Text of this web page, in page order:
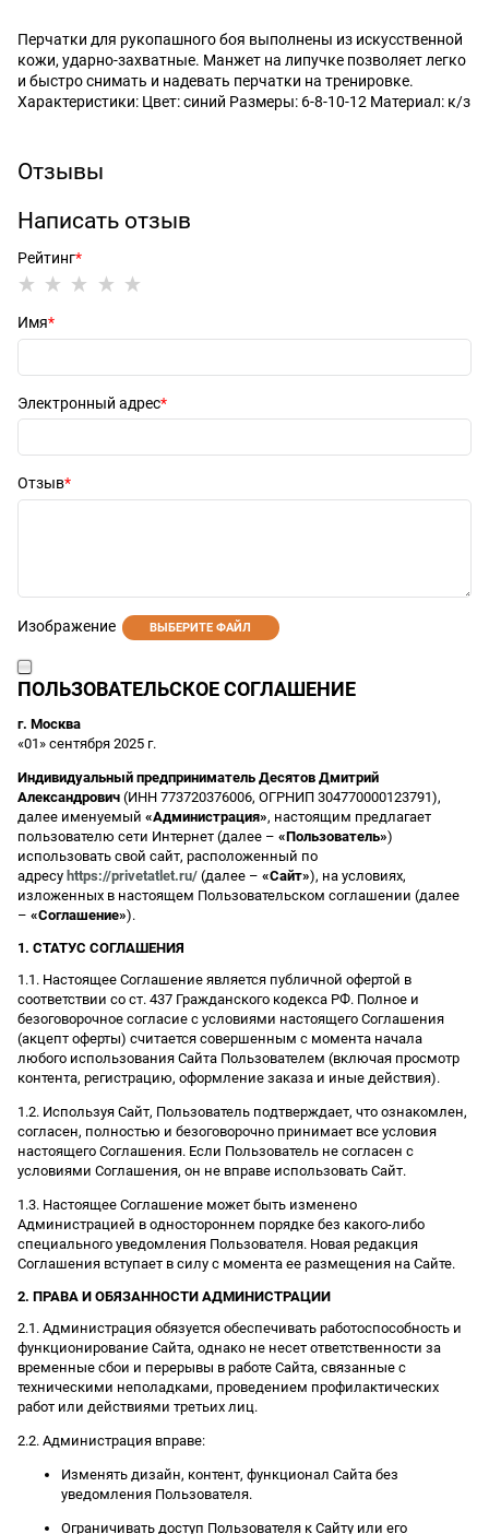
Перчатки для рукопашного боя выполнены из искусственной
кожи, ударно-захватные. Манжет на липучке позволяет легко
и быстро снимать и надевать перчатки на тренировке.
Характеристики: Цвет: синий Размеры: 6-8-10-12 Материал: к/з
Отзывы
Написать отзыв
Рейтинг
Имя
Электронный адрес
Отзыв
Изображение ВЫБЕРИТЕ ФАЙЛ
ПОЛЬЗОВАТЕЛЬСКОЕ СОГЛАШЕНИЕ
г. Москва
«01» сентября 2025 г.
Индивидуальный предприниматель Десятов Дмитрий
Александрович (ИНН 773720376006, ОГРНИП 304770000123791),
далее именуемый «Администрация», настоящим предлагает
пользователю сети Интернет (далее – «Пользователь»)
использовать свой сайт, расположенный по
адресу https://privetatlet.ru/ (далее – «Сайт»), на условиях,
изложенных в настоящем Пользовательском соглашении (далее
– «Соглашение»).
1. СТАТУС СОГЛАШЕНИЯ
1.1. Настоящее Соглашение является публичной офертой в
соответствии со ст. 437 Гражданского кодекса РФ. Полное и
безоговорочное согласие с условиями настоящего Соглашения
(акцепт оферты) считается совершенным с момента начала
любого использования Сайта Пользователем (включая просмотр
контента, регистрацию, оформление заказа и иные действия).
1.2. Используя Сайт, Пользователь подтверждает, что ознакомлен,
согласен, полностью и безоговорочно принимает все условия
настоящего Соглашения. Если Пользователь не согласен с
условиями Соглашения, он не вправе использовать Сайт.
1.3. Настоящее Соглашение может быть изменено
Администрацией в одностороннем порядке без какого-либо
специального уведомления Пользователя. Новая редакция
Соглашения вступает в силу с момента ее размещения на Сайте.
2. ПРАВА И ОБЯЗАННОСТИ АДМИНИСТРАЦИИ
2.1. Администрация обязуется обеспечивать работоспособность и
функционирование Сайта, однако не несет ответственности за
временные сбои и перерывы в работе Сайта, связанные с
техническими неполадками, проведением профилактических
работ или действиями третьих лиц.
2.2. Администрация вправе:
Изменять дизайн, контент, функционал Сайта без
уведомления Пользователя.
Ограничивать доступ Пользователя к Сайту или его